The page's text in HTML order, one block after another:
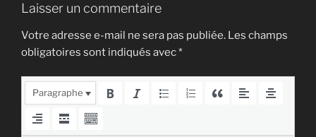
Laisser un commentaire
Votre adresse e-mail ne sera pas publiée. Les champs
obligatoires sont indiqués avec*
Paragraphe